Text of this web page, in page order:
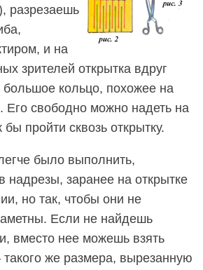
разрезаешь
и на
зрителей открытка вдруг
кольцо, похожее на
Его свободно можно надеть на
бы пройти сквозь открытку.
было выполнить,
надрезы, заранее на открытке
но так, чтобы они не
Если не найдешь
вместо нее можешь взять
же размера, вырезанную